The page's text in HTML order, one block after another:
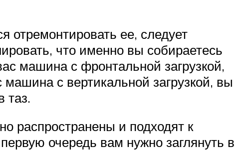
отремонтировать ее, следует
что именно вы собираетесь
машина с фронтальной загрузкой,
с вертикальной загрузкой, вы
таз.
распространены и подходят к
очередь вам нужно заглянуть в